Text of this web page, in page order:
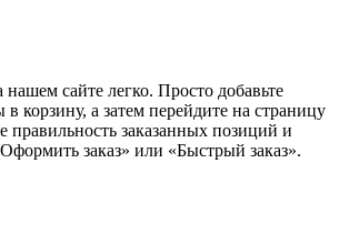
сайте легко. Просто добавьте
корзину, а затем перейдите на страницу
правильность заказанных позиций и
заказ» или «Быстрый заказ».